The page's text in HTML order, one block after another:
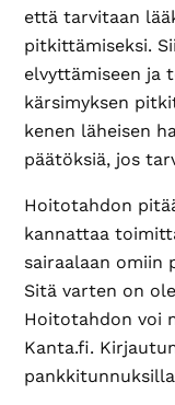
että tarvitaan
pitkittämiseksi.
elvyttämiseen ja
kärsimyksen
kenen läheisen
päätöksiä, jos
Hoitotahdon
kannattaa
sairaalaan omiin
Sitä varten on
Hoitotahdon voi
Kanta.fi.